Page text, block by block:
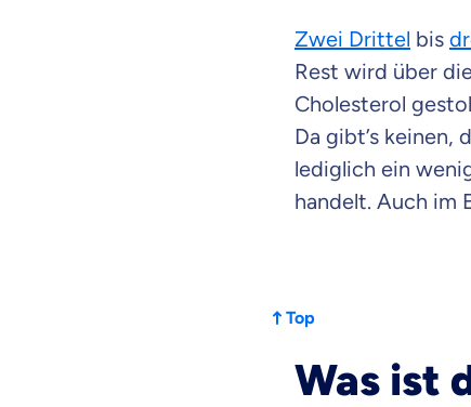
Zwei Drittel bis
Rest wird über
Cholesterol
Da gibt’s keinen,
lediglich ein
handelt. Auch im
Top
Was ist
Objektive und
Wir möchten,
Vergleich mit
Wir helfen dir
Wozu dürfen